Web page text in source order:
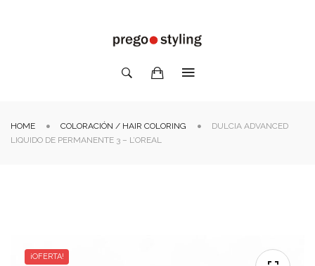
HOME COLORACIÓN / HAIR COLORING
DULCIA ADVANCED
LIQUIDO DE PERMANENTE 3 – L’OREAL
¡OFERTA!